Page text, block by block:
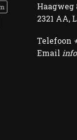
Haagweg
2321 AA,
Telefoon
Email